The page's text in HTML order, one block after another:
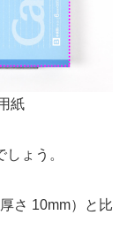
紙
ょう。
さ 10mm）と比